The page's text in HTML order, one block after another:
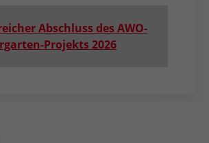
Abschluss des AWO-
Projekts 2026